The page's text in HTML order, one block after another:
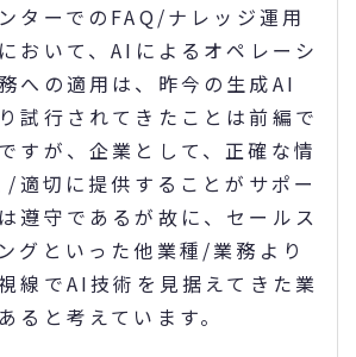
ターでのFAQ/ナレッジ運用
おいて、AIによるオペレーシ
への適用は、昨今の生成AI
試行されてきたことは前編で
すが、企業として、正確な情
適切に提供することがサポー
遵守であるが故に、セールス
グといった他業種/業務より
線でAI技術を見据えてきた業
ると考えています。